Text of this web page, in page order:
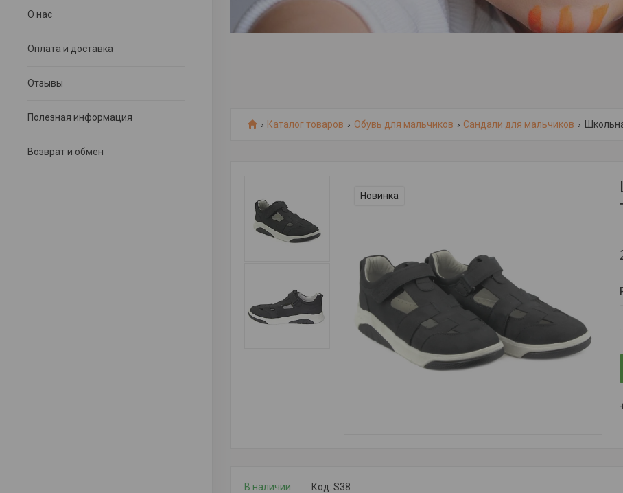
О нас
Оплата и доставка
Отзывы
Полезная информация
Возврат и обмен
Каталог товаров Обувь для мальчиков Сандали для мальчиков
Новинка
В наличии Код: S38